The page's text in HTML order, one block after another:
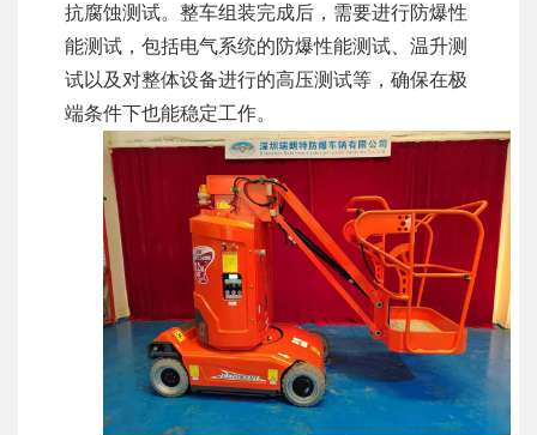
抗腐蚀测试。整车组装完成后，需要进行防爆性
能测试，包括电气系统的防爆性能测试、温升测
试以及对整体设备进行的高压测试等，确保在极
端条件下也能稳定工作。